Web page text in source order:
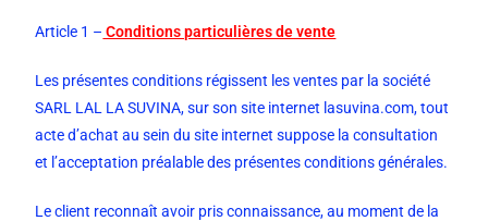
Article 1 – Conditions particulières de vente
Les présentes conditions régissent les ventes par la société
SARL LAL LA SUVINA, sur son site internet lasuvina.com, tout
acte d’achat au sein du site internet suppose la consultation
et l’acceptation préalable des présentes conditions générales.
Le client reconnaît avoir pris connaissance, au moment de la